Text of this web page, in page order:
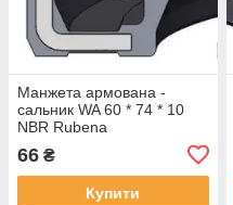
Манжета армована -
сальник WA 60 * 74 * 10
NBR Rubena
66 ₴
Купити